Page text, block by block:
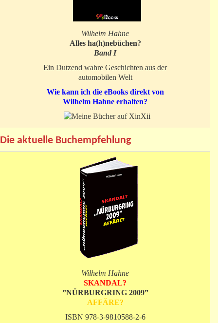
Wilhelm Hahne
Alles ha(h)nebüchen?
Band I
Ein Dutzend wahre Geschichten aus der
automobilen Welt
Wie kann ich die eBooks direkt von
Wilhelm Hahne erhalten?
Die aktuelle Buchempfehlung
Wilhelm Hahne
SKANDAL?
”NÜRBURGRING 2009”
AFFÄRE?
ISBN 978-3-9810588-2-6